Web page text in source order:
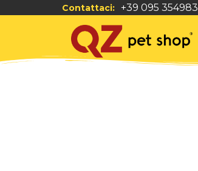
Contattaci: +39 095 354983